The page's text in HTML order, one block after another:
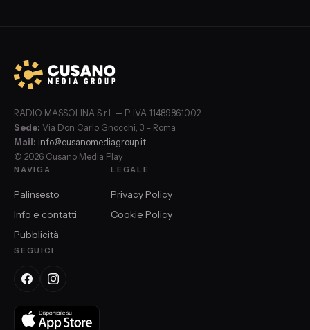
RADIO MASSOLINA S.r.l. — P. IVA 11489861002
Sede: Via Don Carlo Gnocchi, 3 – Roma
Mail: info@cusanomediagroup.it
© 2026 Cusano Media Play
NAVIGA
Palinsesto
Info e contatti
Pubblicità
LEGALE
Privacy Policy
Cookie Policy
SEGUICI